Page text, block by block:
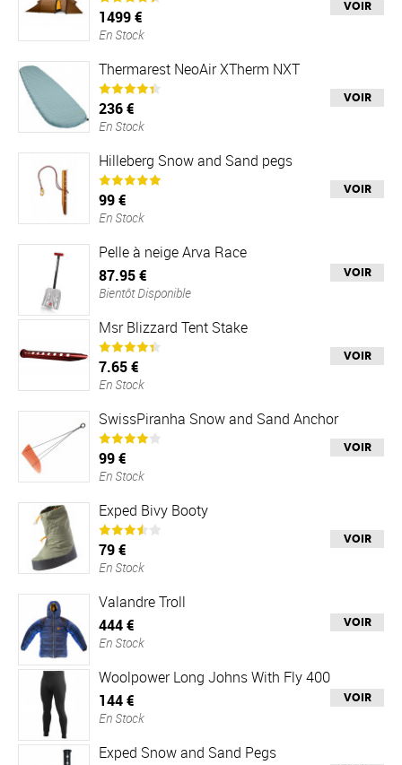
1499 €
En Stock
Voir
Thermarest NeoAir XTherm NXT
236 €
En Stock
Voir
Hilleberg Snow and Sand pegs
99 €
En Stock
Voir
Pelle à neige Arva Race
87.95 €
Bientôt Disponible
Voir
Msr Blizzard Tent Stake
7.65 €
En Stock
Voir
SwissPiranha Snow and Sand Anchor
99 €
En Stock
Voir
Exped Bivy Booty
79 €
En Stock
Voir
Valandre Troll
444 €
En Stock
Voir
Woolpower Long Johns With Fly 400
144 €
En Stock
Voir
Exped Snow and Sand Pegs